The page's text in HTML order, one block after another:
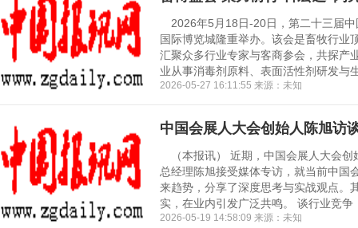
2026年5月18日-20日，第二十三届
国际博览城隆重举办。该会是畜牧行业
汇聚众多行业专家与客商参会，共探产
业从事消毒剂原料、表面活性剂研发与
2026-05-27 16:11:55 来源：未知
中国会展人大会创始人陈旭访
（本报讯） 近期，中国会展人大会创
总经理陈旭接受媒体专访，就当前中国
来趋势，分享了深度思考与实战观点。
实，在业内引发广泛共鸣。 谈行业竞争
2026-05-19 14:58:09 来源：未知